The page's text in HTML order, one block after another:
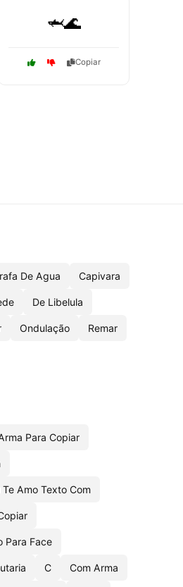
🦈🌊
Copiar
De Agua Capivara
De Libelula
Ondulação Remar
Para Copiar
Te Amo Texto Com
Para Face
C Com Arma